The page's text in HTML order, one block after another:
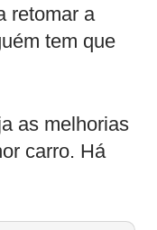
retomar a
tem que
as melhorias
carro. Há